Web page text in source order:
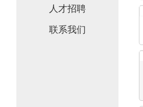
人才招聘
联系我们